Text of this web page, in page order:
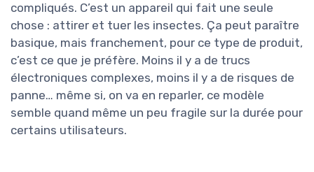
compliqués. C’est un appareil qui fait une seule
chose : attirer et tuer les insectes. Ça peut paraître
basique, mais franchement, pour ce type de produit,
c’est ce que je préfère. Moins il y a de trucs
électroniques complexes, moins il y a de risques de
panne… même si, on va en reparler, ce modèle
semble quand même un peu fragile sur la durée pour
certains utilisateurs.